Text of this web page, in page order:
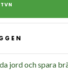
jord och spara